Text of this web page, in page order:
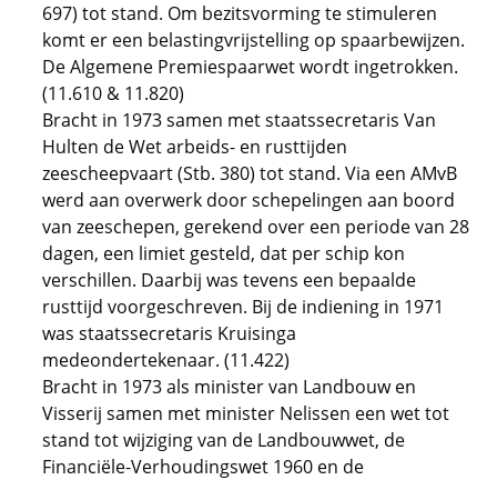
697) tot stand. Om bezitsvorming te stimuleren
komt er een belastingvrijstelling op spaarbewijzen.
De Algemene Premiespaarwet wordt ingetrokken.
(11.610 & 11.820)
Bracht in 1973 samen met staatssecretaris Van
Hulten de Wet arbeids- en rusttijden
zeescheepvaart (Stb. 380) tot stand. Via een AMvB
werd aan overwerk door schepelingen aan boord
van zeeschepen, gerekend over een periode van 28
dagen, een limiet gesteld, dat per schip kon
verschillen. Daarbij was tevens een bepaalde
rusttijd voorgeschreven. Bij de indiening in 1971
was staatssecretaris Kruisinga
medeondertekenaar. (11.422)
Bracht in 1973 als minister van Landbouw en
Visserij samen met minister Nelissen een wet tot
stand tot wijziging van de Landbouwwet, de
Financiële-Verhoudingswet 1960 en de